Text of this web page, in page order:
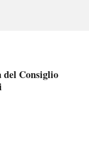
Consiglio